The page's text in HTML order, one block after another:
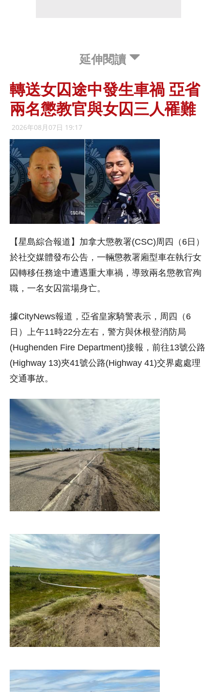
延伸閱讀
轉送女囚途中發生車禍 亞省
兩名懲教官與女囚三人罹難
2026年08月07日 19:17
【星島綜合報道】加拿大懲教署(CSC)周四（6日）
於社交媒體發布公告，一輛懲教署廂型車在執行女
囚轉移任務途中遭遇重大車禍，導致兩名懲教官殉
職，一名女囚當場身亡。
據CityNews報道，亞省皇家騎警表示，周四（6
日）上午11時22分左右，警方與休根登消防局
(Hughenden Fire Department)接報，前往13號公路
(Highway 13)夾41號公路(Highway 41)交界處處理
交通事故。